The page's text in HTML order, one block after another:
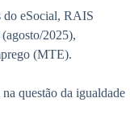
do eSocial, RAIS
2025),
(MTE).
questão da igualdade